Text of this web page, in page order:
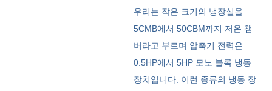
우리는 작은 크기의 냉장실을
5CMB에서 50CBM까지 저온 챔
버라고 부르며 압축기 전력은
0.5HP에서 5HP 모노 블록 냉동
장치입니다. 이런 종류의 냉동 장